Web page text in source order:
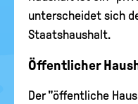
unterscheidet sich
Staatshaushalt.
Öffentlicher
Der "öffentliche